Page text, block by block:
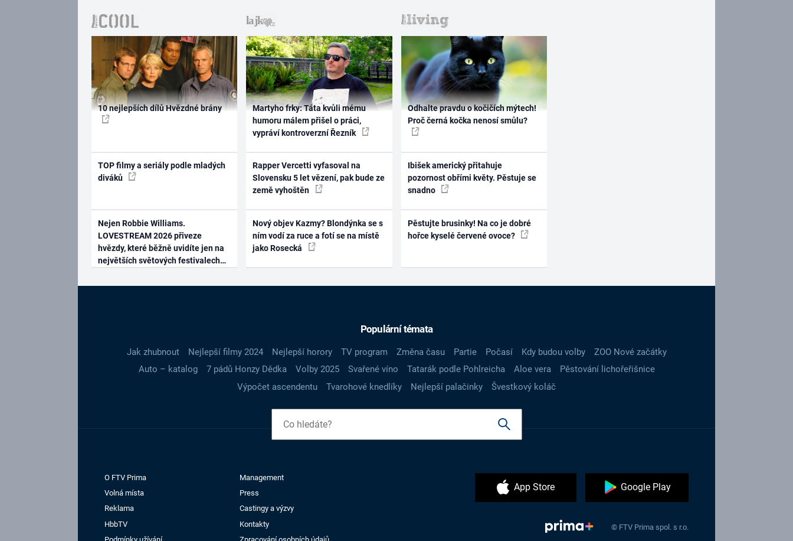
10 nejlepších dílů Hvězdné brány
TOP filmy a seriály podle mladých
diváků
Nejen Robbie Williams.
LOVESTREAM 2026 přiveze
hvězdy, které běžně uvidíte jen na
největších světových festivalech
Martyho frky: Táta kvůli mému
humoru málem přišel o práci,
vypráví kontroverzní Řezník
Rapper Vercetti vyfasoval na
Slovensku 5 let vězení, pak bude ze
země vyhoštěn
Nový objev Kazmy? Blondýnka se s
ním vodí za ruce a fotí se na místě
jako Rosecká
Odhalte pravdu o kočičích mýtech!
Proč černá kočka nenosí smůlu?
Ibišek americký přitahuje
pozornost obřími květy. Pěstuje se
snadno
Pěstujte brusinky! Na co je dobré
hořce kyselé červené ovoce?
Populární témata
Jak zhubnout Nejlepší filmy 2024 Nejlepší horory TV program Změna času Partie Počasí Kdy budou volby
ZOO Nové začátky
Auto – katalog
7 pádů Honzy Dědka Volby 2025 Svařené víno Tatarák podle Pohlreicha Aloe vera
Pěstování lichořeřišnice
Výpočet ascendentu
Tvarohové knedlíky Nejlepší palačinky Švestkový koláč
O FTV Prima
Management
Volná místa
Press
Reklama
Castingy a výzvy
HbbTV
Kontakty
App Store Google Play
© FTV Prima spol. s r.o.